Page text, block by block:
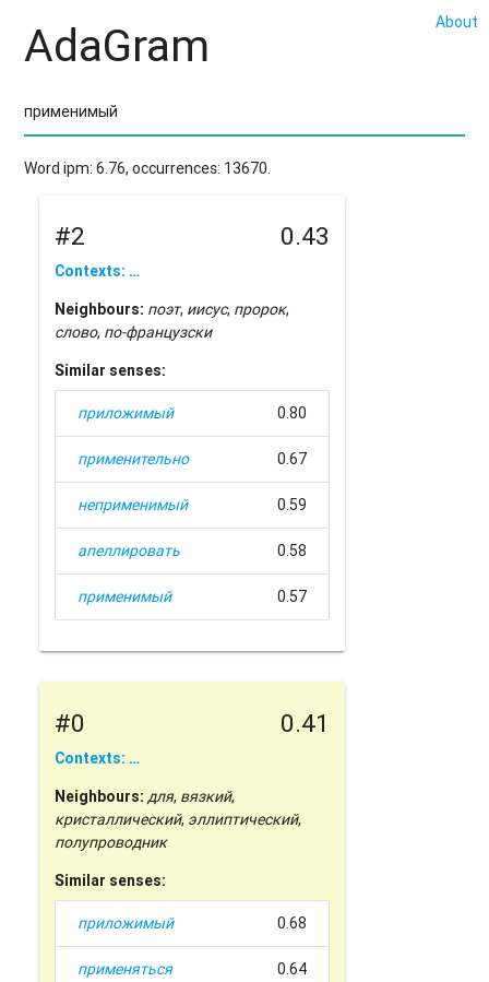
About
AdaGram
Word ipm: 6.76, occurrences: 13670.
#2 0.43
Contexts: …
Neighbours: поэт, иисус, пророк,
слово, по-французски
Similar senses:
приложимый 0.80
применительно 0.67
неприменимый 0.59
апеллировать 0.58
применимый 0.57
#0 0.41
Contexts: …
Neighbours: для, вязкий,
кристаллический, эллиптический,
полупроводник
Similar senses:
приложимый 0.68
применяться 0.64